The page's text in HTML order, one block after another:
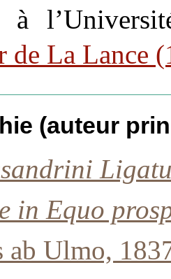
à
de La Lance
(auteur
in Equo
ab Ulmo,